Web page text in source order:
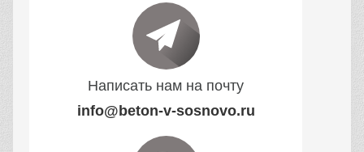
Написать нам на почту
info@beton-v-sosnovo.ru